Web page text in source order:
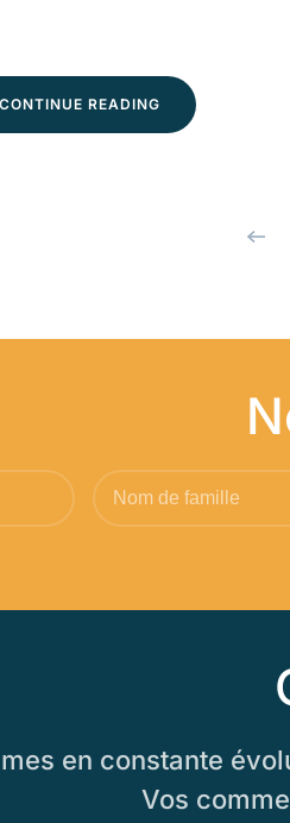
l’autre
CONTINUE READING
en constante
Vos